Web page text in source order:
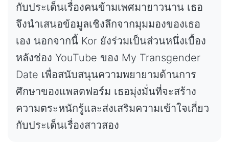
กับประเด็นเรื่องคนข้ามเพศมายาวนาน เธอ
จึงนำเสนอข้อมูลเชิงลึกจากมุมมองของเธอ
เอง นอกจากนี้ Kor ยังร่วมเป็นส่วนหนึ่งเบื้อง
หลังช่อง YouTube ของ My Transgender
Date เพื่อสนับสนุนความพยายามด้านการ
ศึกษาของแพลตฟอร์ม เธอมุ่งมั่นที่จะสร้าง
ความตระหนักรู้และส่งเสริมความเข้าใจเกี่ยว
กับประเด็นเรื่องสาวสอง